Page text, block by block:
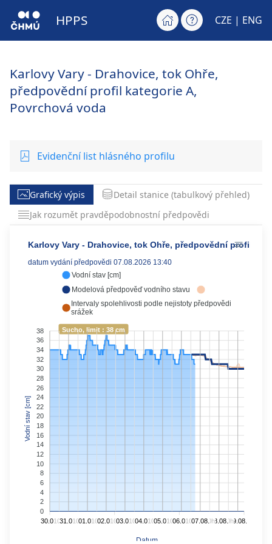
HPPS CZE | ENG
Karlovy Vary - Drahovice, tok Ohře,
předpovědní profil kategorie A,
Povrchová voda
Evidenční list hlásného profilu
Grafický výpis
Detail stanice (tabulkový přehled)
Jak rozumět pravděpodobnostní předpovědi
Vodní stav [cm]
Modelová předpověď vodního stavu
Intervaly spolehlivosti podle nejistoty předpovědi
srážek
Karlovy Vary - Drahovice, tok Ohře, předpovědní profil
datum vydání předpovědi 07.08.2026 13:40
38
36
34
32
30
28
26
24
22
20
18
16
14
12
10
8
6
4
2
0
Vodní stav [cm]
Datum
Sucho, limit : 38 cm
30.07.10h31.07.10h01.08.10h02.08.10h03.08.10h04.08.10h05.08.10h06.08.10h 09.08.
10h
08.08.
10h
07.08.